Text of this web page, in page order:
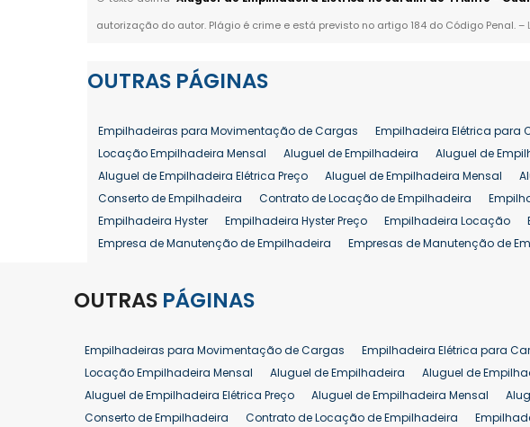
autorização do autor. Plágio é crime e está previsto no artigo 184 do Código Penal. –
OUTRAS PÁGINAS
Empilhadeiras para Movimentação de Cargas Empilhadeira Elétrica para
Locação Empilhadeira Mensal
Aluguel de Empilhadeira Aluguel de
Aluguel de Empilhadeira Elétrica Preço
Aluguel de Empilhadeira Mensal
Conserto de Empilhadeira
Contrato de Locação de Empilhadeira
Empilhadeira Hyster
Empilhadeira Hyster Preço Empilhadeira Locação
Empresa de Manutenção de Empilhadeira
Empresas de Manutenção de
Manutenção em Empilhadeiras
Reforma de Empilhadeira
Aluguel de Empilhadeira 25 ton
Locação de Empilhadeira 25 ton
Venda Empilhadeiras 25 ton
OUTRAS PÁGINAS
Empilhadeiras para Movimentação de Cargas Empilhadeira Elétrica para
Locação Empilhadeira Mensal
Aluguel de Empilhadeira Aluguel de
Aluguel de Empilhadeira Elétrica Preço
Aluguel de Empilhadeira Mensal
Conserto de Empilhadeira
Contrato de Locação de Empilhadeira